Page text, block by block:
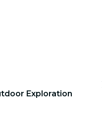
Exploration